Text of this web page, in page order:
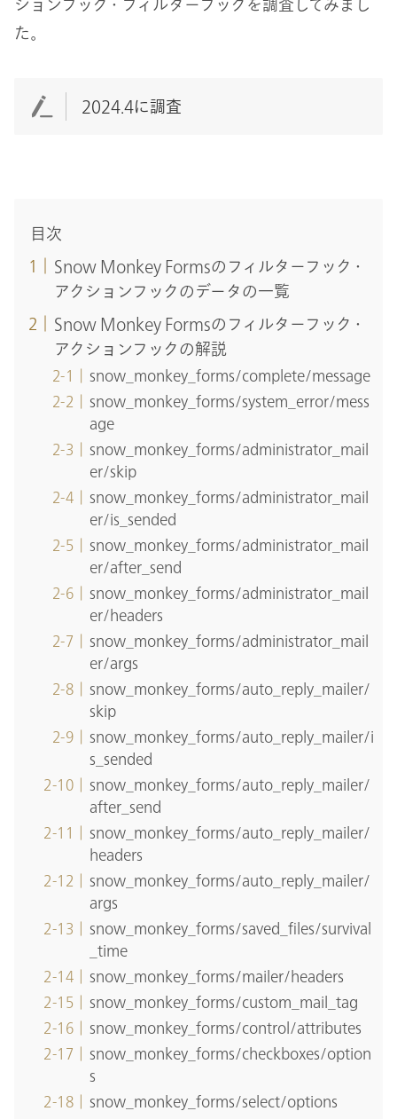
ションフック・フィルターフックを調査してみまし
た。
2024.4に調査
目次
Snow Monkey Formsのフィルターフック・
アクションフックのデータの一覧
Snow Monkey Formsのフィルターフック・
アクションフックの解説
snow_monkey_forms/complete/message
snow_monkey_forms/system_error/mess
age
snow_monkey_forms/administrator_mail
er/skip
snow_monkey_forms/administrator_mail
er/is_sended
snow_monkey_forms/administrator_mail
er/after_send
snow_monkey_forms/administrator_mail
er/headers
snow_monkey_forms/administrator_mail
er/args
snow_monkey_forms/auto_reply_mailer/
skip
snow_monkey_forms/auto_reply_mailer/i
s_sended
snow_monkey_forms/auto_reply_mailer/
after_send
snow_monkey_forms/auto_reply_mailer/
headers
snow_monkey_forms/auto_reply_mailer/
args
snow_monkey_forms/saved_files/survival
_time
snow_monkey_forms/mailer/headers
snow_monkey_forms/custom_mail_tag
snow_monkey_forms/control/attributes
snow_monkey_forms/checkboxes/option
s
snow_monkey_forms/select/options